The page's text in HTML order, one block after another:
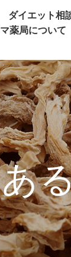
ダイエット相
薬局について